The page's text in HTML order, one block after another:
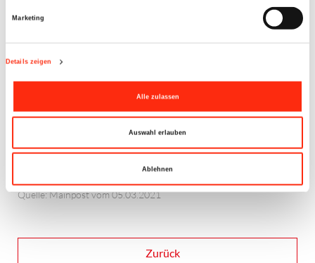
Marketing
Details zeigen
Alle zulassen
Auswahl erlauben
Ablehnen
Quelle: Mainpost vom 05.03.2021
Zurück